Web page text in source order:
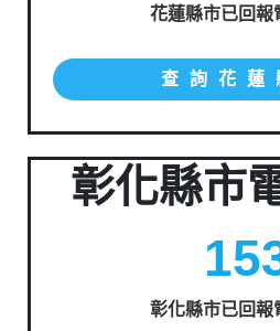
花蓮縣市已回報
查詢花蓮
彰化縣市
彰化縣市已回報